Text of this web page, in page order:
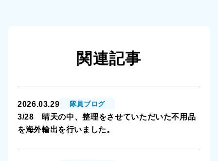
関連記事
2026.03.29 隊員ブログ
3/28 晴天の中、整理をさせていただいた不用品
を海外輸出を行いました。